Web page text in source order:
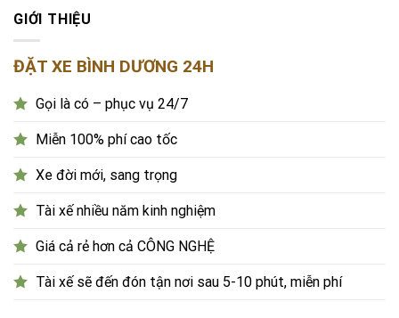
GIỚI THIỆU
ĐẶT XE BÌNH DƯƠNG 24H
Gọi là có – phục vụ 24/7
Miễn 100% phí cao tốc
Xe đời mới, sang trọng
Tài xế nhiều năm kinh nghiệm
Giá cả rẻ hơn cả CÔNG NGHỆ
Tài xế sẽ đến đón tận nơi sau 5-10 phút, miễn phí